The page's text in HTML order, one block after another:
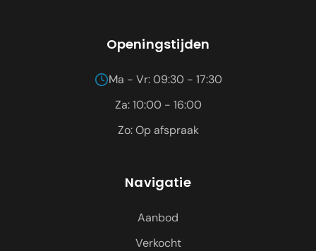
Openingstijden
Ma - Vr: 09:30 - 17:30
Za: 10:00 - 16:00
Zo: Op afspraak
Navigatie
Aanbod
Verkocht